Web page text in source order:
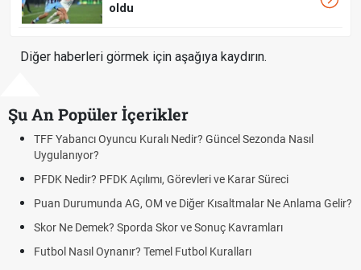
oldu
Diğer haberleri görmek için aşağıya kaydırın.
Şu An Popüler İçerikler
TFF Yabancı Oyuncu Kuralı Nedir? Güncel Sezonda Nasıl
Uygulanıyor?
PFDK Nedir? PFDK Açılımı, Görevleri ve Karar Süreci
Puan Durumunda AG, OM ve Diğer Kısaltmalar Ne Anlama Gelir?
Skor Ne Demek? Sporda Skor ve Sonuç Kavramları
Futbol Nasıl Oynanır? Temel Futbol Kuralları